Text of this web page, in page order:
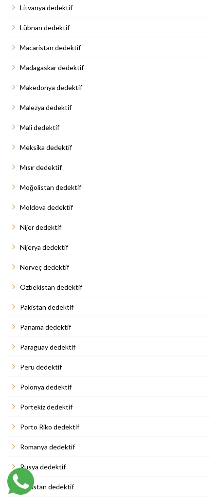
Litvanya dedektif
Lübnan dedektif
Macaristan dedektif
Madagaskar dedektif
Makedonya dedektif
Malezya dedektif
Mali dedektif
Meksika dedektif
Mısır dedektif
Moğolistan dedektif
Moldova dedektif
Nijer dedektif
Nijerya dedektif
Norveç dedektif
Özbekistan dedektif
Pakistan dedektif
Panama dedektif
Paraguay dedektif
Peru dedektif
Polonya dedektif
Portekiz dedektif
Porto Riko dedektif
Romanya dedektif
Rusya dedektif
Sırbistan dedektif